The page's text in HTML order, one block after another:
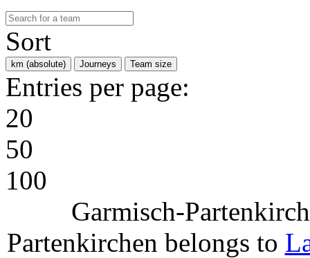
Sort
km (absolute) Journeys Team size
Entries per page:
20
50
100
Garmisch-
Partenkirchen belongs to